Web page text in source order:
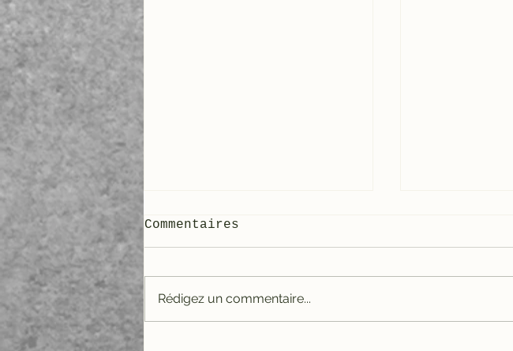
Commentaires
Rédigez un commentaire...